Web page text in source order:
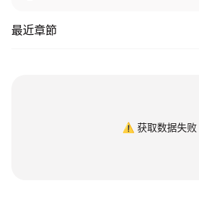
最近章節
⚠️ 获取数据失败